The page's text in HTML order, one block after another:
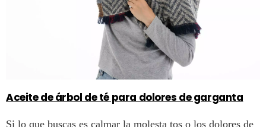
Aceite de árbol de té para dolores de garganta
Si lo que buscas es calmar la molesta tos o los dolores de